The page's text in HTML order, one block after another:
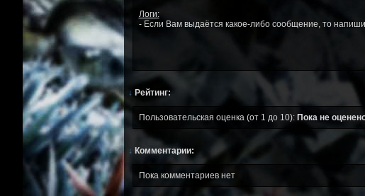
Логи:
- Если Вам выдаётся какое-либо сообщение, то
↓ Рейтинг:
Пользовательская оценка (от 1 до 10): Пока не
↓ Комментарии:
Пока комментариев нет